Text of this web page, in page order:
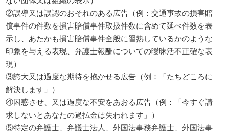
②誤導又は誤認のおそれのある広告（例：交通事故の損害賠
償事件の件数を損害賠償事件取扱件数に含めて延べ件数を表
示し、あたかも損害賠償事件全般に習熟しているかのような
印象を与える表現、弁護士報酬についての曖昧活不正確な表
現）
③誇大又は過度な期待を抱かせる広告（例：「たちどころに
解決します」）
④困惑させ、又は過度な不安をあおる広告（例：「今すぐ請
求しないとあなたの過払金は失われます」）
⑤特定の弁護士、弁護士法人、外国法事務弁護士、外国法事